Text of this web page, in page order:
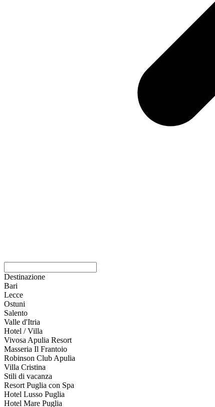
Destinazione
Bari
Lecce
Ostuni
Salento
Valle d'Itria
Hotel / Villa
Vivosa Apulia Resort
Masseria Il Frantoio
Robinson Club Apulia
Villa Cristina
Stili di vacanza
Resort Puglia con Spa
Hotel Lusso Puglia
Hotel Mare Puglia